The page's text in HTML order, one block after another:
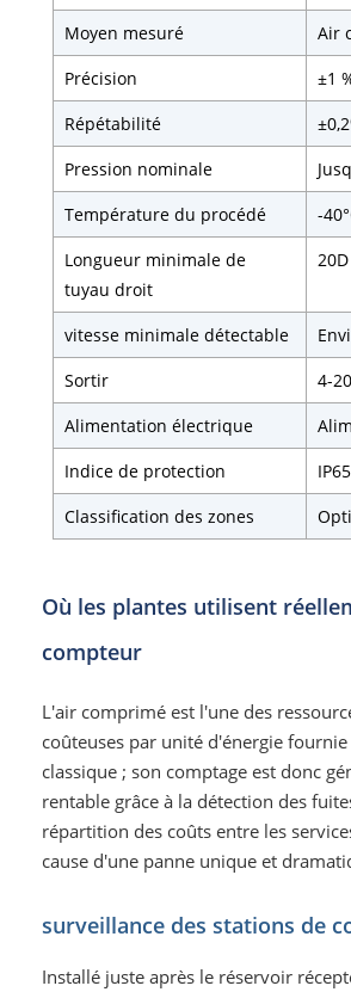
Moyen mesuré
Air
Précision
±1
Répétabilité
Pression nominale
Température du procédé
-
Longueur minimale de
tuyau droit
vitesse minimale détectable
Sortir
4-
Alimentation électrique
Indice de protection
Classification des zones
Où les plantes utilisent
compteur
L'air comprimé est l'une des
coûteuses par unité d'énergie
classique ; son comptage est donc
rentable grâce à la détection des
répartition des coûts entre les
cause d'une panne unique et
surveillance des stations de
Installé juste après le réservoir